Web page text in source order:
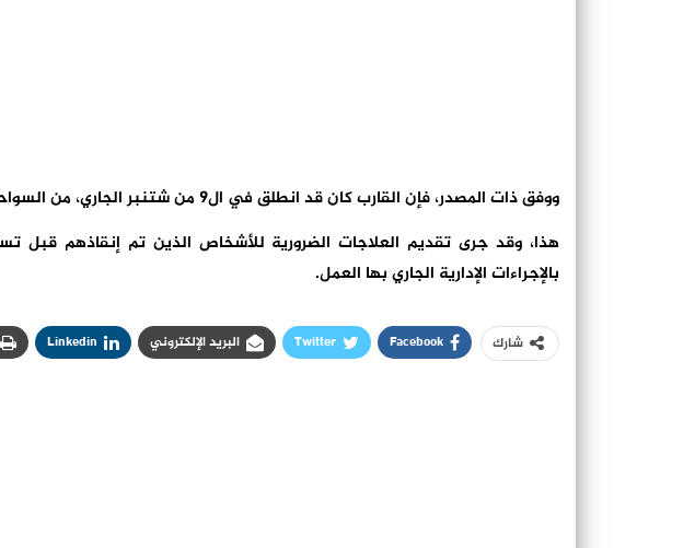
ووفق ذات المصدر، فإن القارب كان قد انطلق في ال9 من شتنبر الجاري، من السواحل السنغالية (ميناء جوال ديوت).
هذا، وقد جرى تقديم العلاجات الضرورية للأشخاص الذين تم إنقاذهم قبل
بالإجراءات الإدارية الجاري بها العمل.
شارك Facebook
Twitter البريد الإلكتروني Linkedin